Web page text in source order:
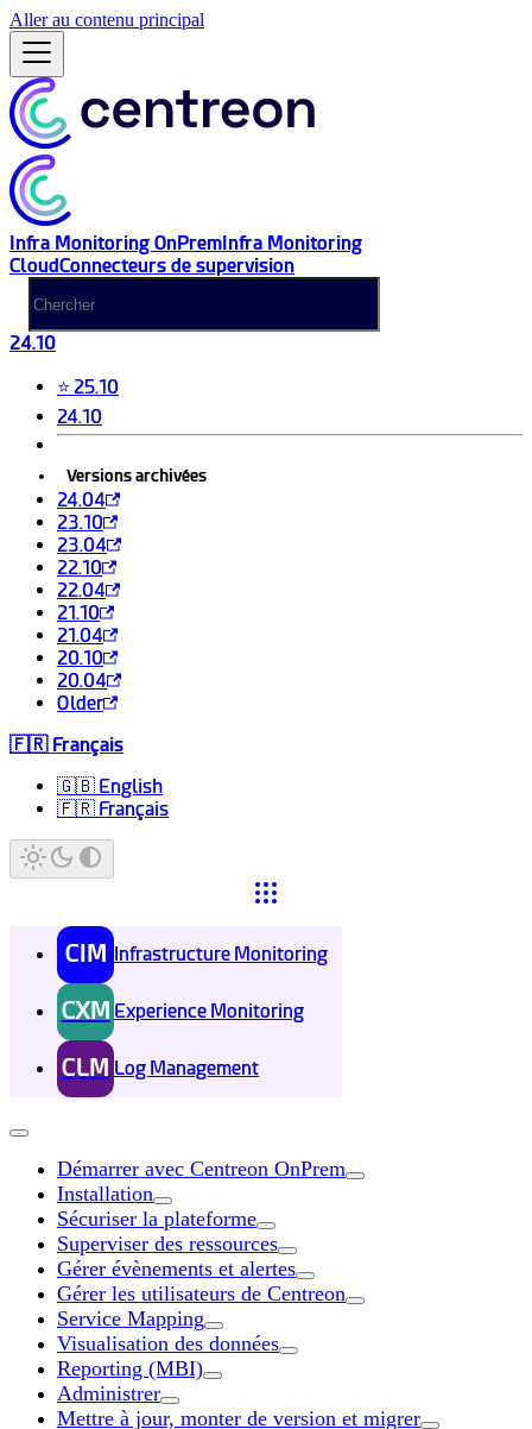
Aller au contenu principal
Infra Monitoring OnPremInfra Monitoring
CloudConnecteurs de supervision
24.10
⭐ 25.10
24.10
Versions archivées
24.04
23.10
23.04
22.10
22.04
21.10
21.04
20.10
20.04
Older
🇫🇷 Français
🇬🇧 English
🇫🇷 Français
CIM Infrastructure Monitoring
CXM Experience Monitoring
CLM Log Management
Démarrer avec Centreon OnPrem
Installation
Sécuriser la plateforme
Superviser des ressources
Gérer évènements et alertes
Gérer les utilisateurs de Centreon
Service Mapping
Visualisation des données
Reporting (MBI)
Administrer
Mettre à jour, monter de version et migrer